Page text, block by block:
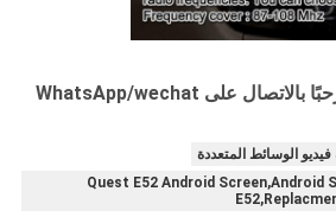
لمزيد من التفاصيل، مرحبًا بالاتصال على WhatsApp/wechat
فيديو الوسائط المتعددة
Quest E52 Android Screen,Android